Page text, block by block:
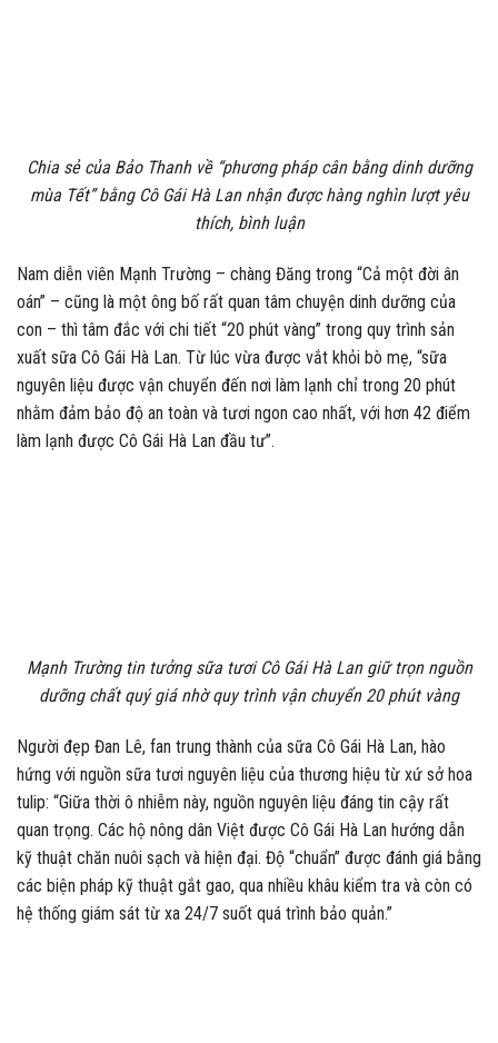
Chia sẻ của Bảo Thanh về “phương pháp cân bằng dinh dưỡng
mùa Tết” bằng Cô Gái Hà Lan nhận được hàng nghìn lượt yêu
thích, bình luận
Nam diễn viên Mạnh Trường – chàng Đăng trong “Cả một đời ân
oán” – cũng là một ông bố rất quan tâm chuyện dinh dưỡng của
con – thì tâm đắc với chi tiết “20 phút vàng” trong quy trình sản
xuất sữa Cô Gái Hà Lan. Từ lúc vừa được vắt khỏi bò mẹ, “sữa
nguyên liệu được vận chuyển đến nơi làm lạnh chỉ trong 20 phút
nhằm đảm bảo độ an toàn và tươi ngon cao nhất, với hơn 42 điểm
làm lạnh được Cô Gái Hà Lan đầu tư”.
Mạnh Trường tin tưởng sữa tươi Cô Gái Hà Lan giữ trọn nguồn
dưỡng chất quý giá nhờ quy trình vận chuyển 20 phút vàng
Người đẹp Đan Lê, fan trung thành của sữa Cô Gái Hà Lan, hào
hứng với nguồn sữa tươi nguyên liệu của thương hiệu từ xứ sở hoa
tulip: “Giữa thời ô nhiễm này, nguồn nguyên liệu đáng tin cậy rất
quan trọng. Các hộ nông dân Việt được Cô Gái Hà Lan hướng dẫn
kỹ thuật chăn nuôi sạch và hiện đại. Độ “chuẩn” được đánh giá bằng
các biện pháp kỹ thuật gắt gao, qua nhiều khâu kiểm tra và còn có
hệ thống giám sát từ xa 24/7 suốt quá trình bảo quản.”